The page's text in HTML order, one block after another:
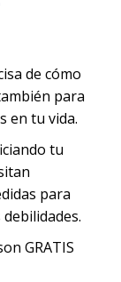
de cómo
para
en tu vida.
tu
para
GRATIS